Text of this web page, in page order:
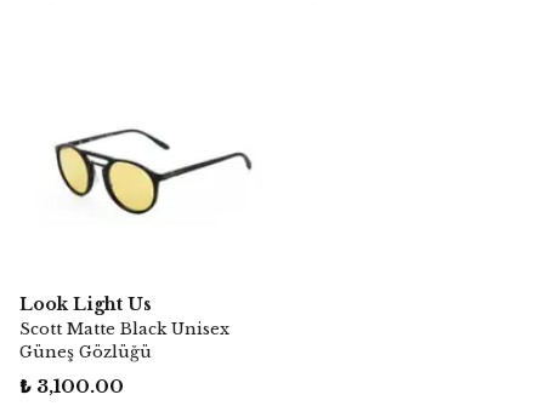
Look Light Us
Scott Matte Black Unisex
Güneş Gözlüğü
₺ 3,100.00